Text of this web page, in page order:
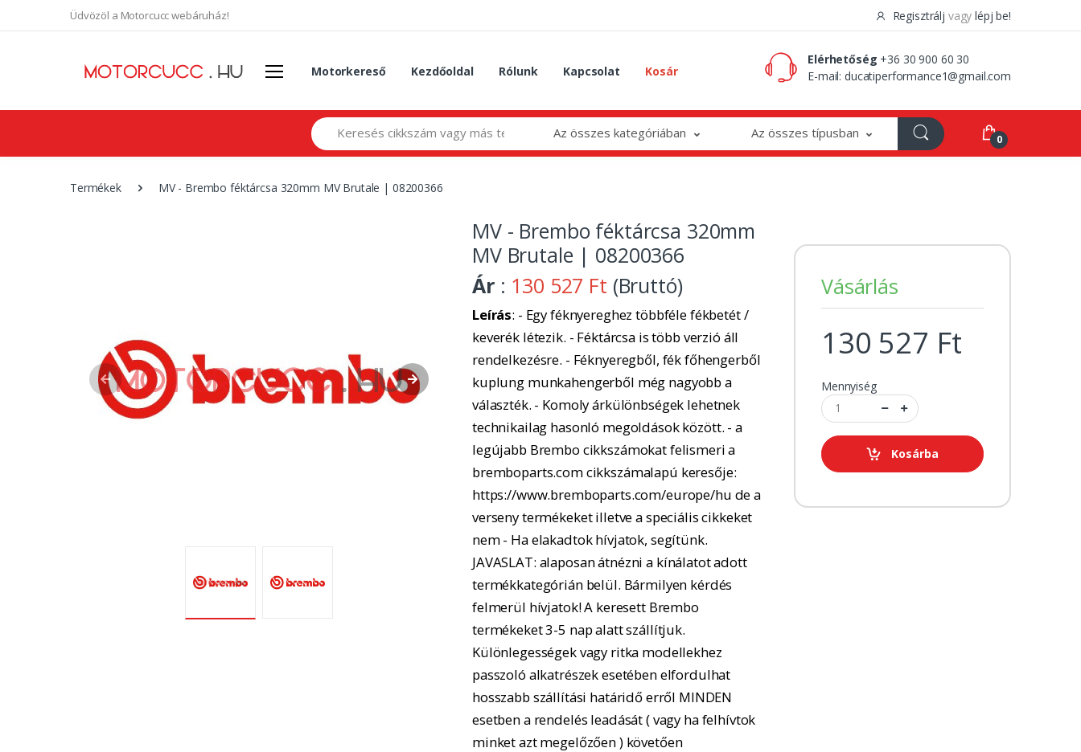
Üdvözöl a Motorcucc webáruház! Regisztrálj vagy lépj be!
Motorkereső Kezdőoldal Rólunk Kapcsolat Kosár
Elérhetőség +36 30 900 60 30
E-mail:ducatiperformance1@gmail.com
Search Az összes kategóriában Az összes típusban 0
Termékek MV - Brembo féktárcsa 320mm MV Brutale | 08200366
MV - Brembo féktárcsa 320mm
MV Brutale | 08200366
Ár : 130 527 Ft (Bruttó)
Leírás: - Egy féknyereghez többféle fékbetét /
keverék létezik. - Féktárcsa is több verzió áll
rendelkezésre. - Féknyeregből, fék főhengerből
kuplung munkahengerből még nagyobb a
választék. - Komoly árkülönbségek lehetnek
technikailag hasonló megoldások között. - a
legújabb Brembo cikkszámokat felismeri a
bremboparts.com cikkszámalapú keresője:
https://www.bremboparts.com/europe/hu de a
verseny termékeket illetve a speciális cikkeket
nem - Ha elakadtok hívjatok, segítünk.
JAVASLAT: alaposan átnézni a kínálatot adott
termékkategórián belül. Bármilyen kérdés
felmerül hívjatok! A keresett Brembo
termékeket 3-5 nap alatt szállítjuk.
Különlegességek vagy ritka modellekhez
passzoló alkatrészek esetében elfordulhat
hosszabb szállítási határidő erről MINDEN
esetben a rendelés leadását ( vagy ha felhívtok
minket azt megelőzően ) követően
Vásárlás
130 527 Ft
Mennyiség
Kosárba